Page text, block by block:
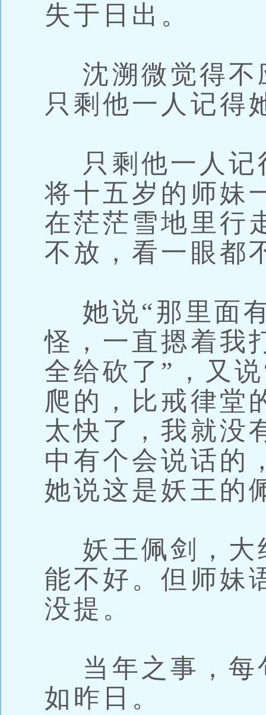
失于日出。
沈溯微觉得不
只剩他一人记得
只剩他一人记
将十五岁的师妹
在茫茫雪地里行
不放，看一眼都
她说“那里面
怪，一直摁着我
全给砍了”，又
爬的，比戒律堂
太快了，我就没
中有个会说话的
她说这是妖王的
妖王佩剑，大
能不好。但师妹
没提。
当年之事，每
如昨日。